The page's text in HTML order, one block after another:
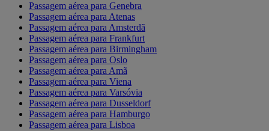
Passagem aérea para Genebra
Passagem aérea para Atenas
Passagem aérea para Amsterdã
Passagem aérea para Frankfurt
Passagem aérea para Birmingham
Passagem aérea para Oslo
Passagem aérea para Amã
Passagem aérea para Viena
Passagem aérea para Varsóvia
Passagem aérea para Dusseldorf
Passagem aérea para Hamburgo
Passagem aérea para Lisboa